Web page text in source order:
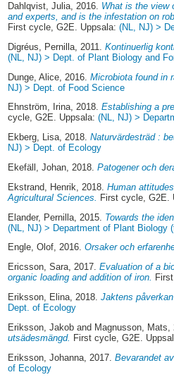
Dahlqvist, Julia, 2016. What is the view
and experts, and is the infestation on
First cycle, G2E. Uppsala:(NL, NJ) >
Digréus, Pernilla , 2011.Kontinuerlig
(NL, NJ) > Dept. of Plant Biology and
Dunge, Alice , 2016.Microbiota found in
NJ) > Dept. of Food Science
Ehnström, Irina, 2018.Establishing a
cycle, G2E. Uppsala:(NL, NJ) >
Ekberg, Lisa, 2018.Naturvärdesträd :
NJ) > Dept. of Ecology
Ekefäll, Johan, 2018.Patogener och
Ekstrand, Henrik , 2018.Human
Agricultural Sciences.
First cycle, G2E.
Elander, Pernilla , 2015. Towards the
(NL, NJ) > Department of Plant Biology
Engle, Olof, 2016.Orsaker och
Ericsson, Sara, 2017.Evaluation of a
organic loading and addition of iron.
Eriksson, Elina, 2018.Jaktens
Dept. of Ecology
Eriksson, Jakob and Magnusson, Mats
utsädesmängd. First cycle, G2E.
Eriksson, Johanna , 2017.Bevarandet
of Ecology